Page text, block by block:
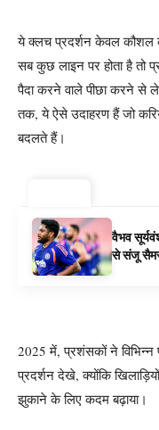
ये क्लच प्रदर्शन केवल कौशल
सब कुछ लाइन पर होता है तो
पैदा करने वाले पीछा करने से
तक, ये ऐसे उदाहरण हैं जो
बदलते हैं।
वैभव
से संजू
2025 में, प्रशंसकों ने विभिन्न
प्रदर्शन देखे, क्योंकि
झुकाने के लिए कदम बढ़ाया।